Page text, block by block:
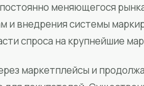
меняющегося
и внедрения системы
спроса на крупнейшие
маркетплейсы и